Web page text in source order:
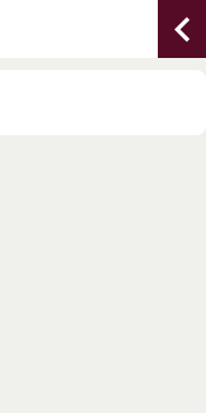
chevron_left